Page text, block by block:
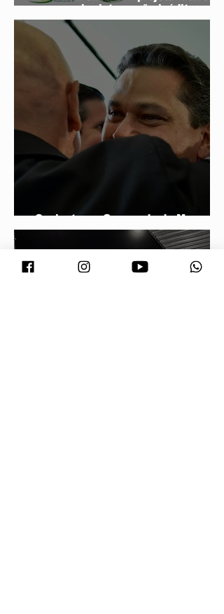
agro e mira integração inédita com a
sociedade
Conjuntura - O segredo de Moraes,
Lula e Alcolumbre